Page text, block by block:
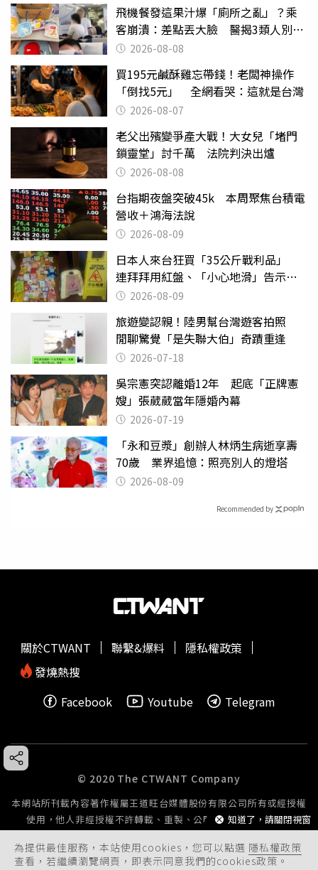
飛機餐發這果汁爆「廁所之亂」？乘
客崩潰：差點丟大臉 醫揭3類人別亂
喝 2026-08-08
買195元鹹酥雞忘帶錢！老闆神操作
「倒找5元」 全網看哭：這就是台灣
2026-08-07
老父出殯變爭產大戰！大女兒「堵門
鎖靈堂」討千萬 法院判決出爐
2026-08-08
台指期夜盤突破45k 本周聚焦台積電
營收＋鴻海法說
2026-08-09
日本人來台狂買「35公斤戰利品」
連拜拜用紅盤、「小心地滑」告示牌
也帶回家
2026-08-09
旅遊變認親！陸男幫台灣遊客拍照
閒聊驚覺「是失聯大伯」奇蹟重逢
2026-07-18
吳宗憲突認離婚12年 起底「正牌憲
嫂」張葳葳當年隱婚內幕
2026-07-19
「永和豆漿」創辦人林炳生病逝享壽
70歲 業界追憶：照亮別人的燈塔
2026-08-09
Recommended by
為提供最佳服務，本站使用cookies，您可以點選 隱私權政策
查看，若繼續瀏覽網頁，即表示同意我們的cookies政策。
知道了，請關閉視窗
關於CTWANT 聯繫&爆料
隱私權政策
發燒熱搜
Facebook
Youtube Telegram
© 2020 The CTWANT Company
本網站所刊載內容著作權屬王道旺台媒體股份有限公司所有或經授權
使用，他人非經授權不許轉載、重製、公開播送或公開傳輸。